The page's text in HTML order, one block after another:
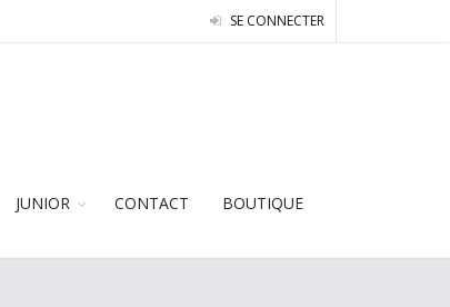
SE CONNECTER
JUNIOR CONTACT BOUTIQUE